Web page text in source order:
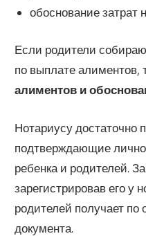
обоснование затрат
Если родители
по выплате алиментов,
алиментов и
Нотариусу достаточно
подтверждающие
ребенка и родителей.
зарегистрировав его у
родителей получает по
документа.